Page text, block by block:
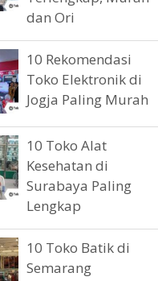
dan Ori
10 Rekomendasi
Toko Elektronik di
Jogja Paling Murah
10 Toko Alat
Kesehatan di
Surabaya Paling
Lengkap
10 Toko Batik di
Semarang